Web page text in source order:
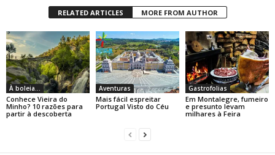
RELATED ARTICLES MORE FROM AUTHOR
À boleia...
Conhece Vieira do
Minho? 10 razões para
partir à descoberta
Aventuras
Mais fácil espreitar
Portugal Visto do Céu
Gastrofolias
Em Montalegre, fumeiro
e presunto levam
milhares à Feira